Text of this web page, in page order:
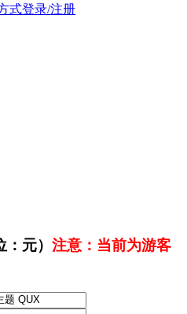
式登录/注册
：元） 注意：当前为游客